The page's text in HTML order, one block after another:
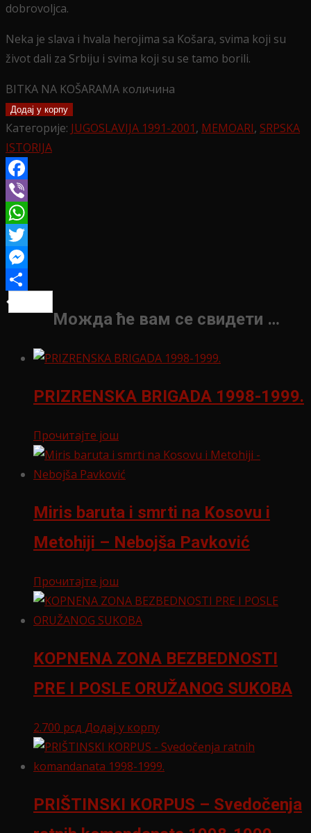
dobrovoljca.
Neka je slava i hvala herojima sa Košara, svima koji su
život dali za Srbiju i svima koji su se tamo borili.
BITKA NA KOŠARAMA количина
Додај у корпу
Категорије: JUGOSLAVIJA 1991-2001, MEMOARI, SRPSKA
ISTORIJA
Facebook
Viber
WhatsApp
Twitter
Messenger
Можда ће вам се свидети …
PRIZRENSKA BRIGADA 1998-1999.
Прочитајте још
Miris baruta i smrti na Kosovu i
Metohiji – Nebojša Pavković
Прочитајте још
KOPNENA ZONA BEZBEDNOSTI
PRE I POSLE ORUŽANOG SUKOBA
2.700 рсд Додај у корпу
PRIŠTINSKI KORPUS – Svedočenja